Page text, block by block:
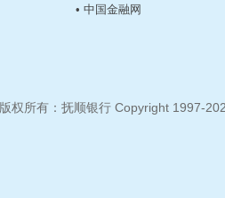
• 中国金融网
版权所有：抚顺银行 Copyright 1997-